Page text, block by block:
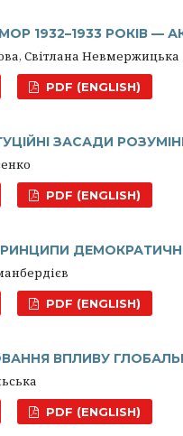
1932–1933 РОКІВ —
Світлана Невмержицька
PDF (ENGLISH)
ЗАСАДИ
PDF (ENGLISH)
PDF (ENGLISH)
ВПЛИВУ
PDF (ENGLISH)